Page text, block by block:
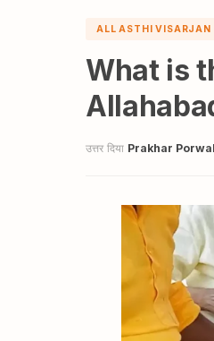
ALL ASTHI VISARJAN
What is
उत्तर दिया Prakhar Porwal